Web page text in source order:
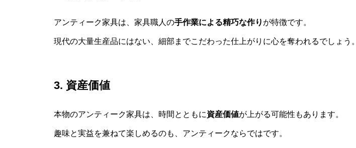
アンティーク家具は、家具職人の手作業による精巧な作り が特徴です。
現代の大量生産品にはない、細部までこだわった仕上がりに心を奪われるでしょう。
3. 資産価値
本物のアンティーク家具は、時間とともに資産価値が上がる可能性もあります。
趣味と実益を兼ねて楽しめるのも、アンティークならではです。